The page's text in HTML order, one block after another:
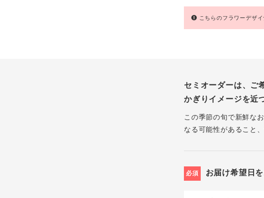
こちらのフラワーデザ
セミオーダーは、ご
かぎりイメージを近
この季節の旬で新鮮な
なる可能性があること
必須 お届け希望日